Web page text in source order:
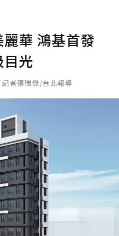
華 鴻基首發
目光
者張瑞傑/台北報導